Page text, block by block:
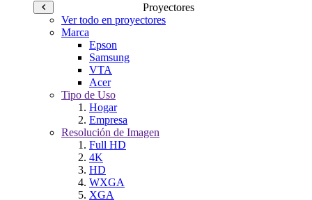
Proyectores
Ver todo en proyectores
Marca
Epson
Samsung
VTA
Acer
Tipo de Uso
Hogar
Empresa
Resolución de Imagen
Full HD
4K
HD
WXGA
XGA